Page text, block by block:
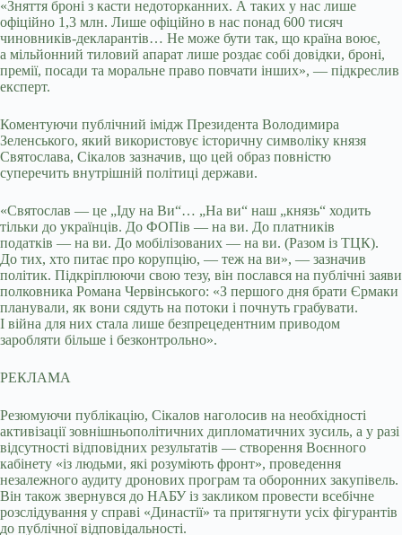
«Зняття броні з касти недоторканних. А таких у нас лише
офіційно 1,3 млн. Лише офіційно в нас понад 600 тисяч
чиновників-декларантів… Не може бути так, що країна воює,
а мільйонний тиловий апарат лише роздає собі довідки, броні,
премії, посади та моральне право повчати інших», — підкреслив
експерт.
Коментуючи публічний імідж Президента Володимира
Зеленського, який використовує історичну символіку князя
Святослава, Сікалов зазначив, що цей образ повністю
суперечить внутрішній політиці держави.
«Святослав — це „Іду на Ви“… „На ви“ наш „князь“ ходить
тільки до українців. До ФОПів — на ви. До платників
податків — на ви. До мобілізованих — на ви. (Разом із ТЦК).
До тих, хто питає про корупцію, — теж на ви», — зазначив
політик. Підкріплюючи свою тезу, він послався на публічні заяви
полковника Романа Червінського: «З першого дня брати Єрмаки
планували, як вони сядуть на потоки і почнуть грабувати.
І війна для них стала лише безпрецедентним приводом
заробляти більше і безконтрольно».
РЕКЛАМА
Резюмуючи публікацію, Сікалов наголосив на необхідності
активізації зовнішньополітичних дипломатичних зусиль, а у разі
відсутності відповідних результатів — створення Воєнного
кабінету «із людьми, які розуміють фронт», проведення
незалежного аудиту дронових програм та оборонних закупівель.
Він також звернувся до НАБУ із закликом провести всебічне
розслідування у справі «Династії» та притягнути усіх фігурантів
до публічної відповідальності.